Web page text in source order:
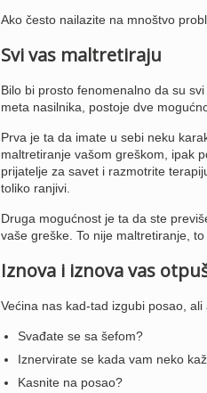
Ako često nailazite na mnoštvo
Svi vas maltretiraju
Bilo bi prosto fenomenalno da su
meta nasilnika, postoje dve
Prva je ta da imate u sebi neku
maltretiranje vašom greškom, ipak
prijatelje za savet i razmotrite
toliko ranjivi.
Druga mogućnost je ta da ste
vaše greške. To nije maltretiranje,
Iznova i iznova vas
Većina nas kad-tad izgubi posao,
Svađate se sa šefom?
Iznervirate se kada vam neko
Kasnite na posao?